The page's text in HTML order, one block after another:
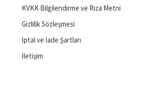
KVKK Bilgilendirme ve Rıza Metni
Gizlilik Sözleşmesi
İptal ve İade Şartları
İletişim